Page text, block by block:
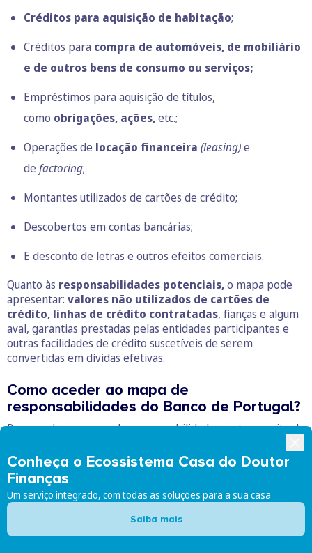
Créditos para aquisição de habitação;
Créditos para compra de automóveis, de mobiliário
e de outros bens de consumo ou serviços;
Empréstimos para aquisição de títulos,
como obrigações, ações,etc.;
Operações de locação financeira (leasing)e
de factoring;
Montantes utilizados de cartões de crédito;
Descobertos em contas bancárias;
E desconto de letras e outros efeitos comerciais.
Quanto às responsabilidades potenciais,o mapa pode
apresentar: valores não utilizados de cartões de
crédito, linhas de crédito contratadas, fianças e algum
aval, garantias prestadas pelas entidades participantes e
outras facilidades de crédito suscetíveis de serem
convertidas em dívidas efetivas.
Como aceder ao mapa de
responsabilidades do Banco de Portugal?
Para aceder ao mapa de responsabilidades, entre nosite do
Existem duas opções para obter o seu mapa: através
daBase de dados de Contas e da Central de
Responsabilidades de Crédito (CRC).
Na
informação no seu nome sobre:contas de depósitos, de
pagamentos, de créditos e de instrumentos
Conheça o Ecossistema Casa do Doutor
Finanças
Um serviço integrado, com todas as soluções para a sua casa
Saiba mais